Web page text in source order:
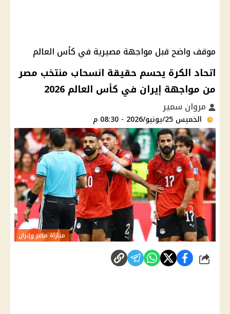
موقف واضح قبل مواجهة مصيرية في كأس العالم
اتحاد الكرة يحسم حقيقة انسحاب منتخب مصر
من مواجهة إيران في كأس العالم 2026
مروان سمير
الخميس 25/يونيو/2026 - 08:30 م
مباراة مصر وإيران
شارك